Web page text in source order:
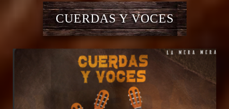
CUERDAS Y VOCES